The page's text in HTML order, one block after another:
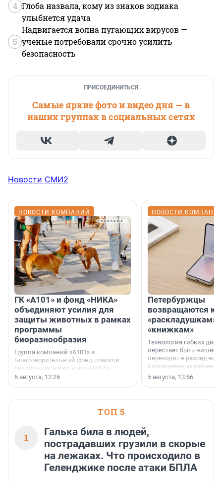
4 Глоба назвала, кому из знаков зодиака
улыбнется удача
5
Надвигается волна пугающих вирусов —
ученые потребовали срочно усилить
безопасность
ПРИСОЕДИНИТЬСЯ
Самые яркие фото и видео дня — в
наших группах в социальных сетях
Новости СМИ2
НОВОСТИ КОМПАНИЙ
ГК «А101» и фонд «НИКА»
объединяют усилия для
защиты животных в рамках
программы
биоразнообразия
Группа компаний «А101» и
Благотворительный фонд помощи
бездомным животным «НИКА»
заключили соглашение о
6 августа, 12:26
НОВОСТИ
Петербуржцы
возвращаются к
«раскладушкам»
«книжкам»
Технология гибких
перестает быть
переходит в разряд
повседневных
5 августа, 13:56
ТОП 5
1
Галька била в людей,
пострадавших грузили в скорые
на лежаках. Что происходило в
Геленджике после атаки БПЛА